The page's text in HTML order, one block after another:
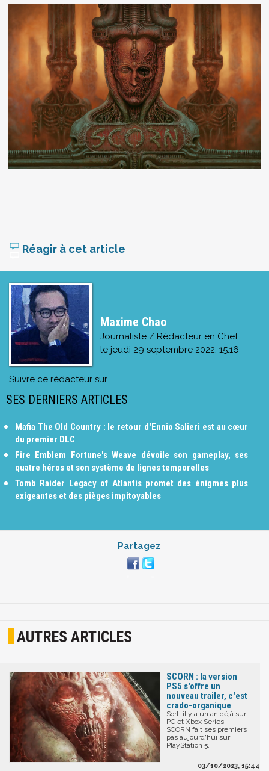
Réagir à cet article
Maxime Chao
Journaliste / Rédacteur en Chef
le jeudi 29 septembre 2022, 15:16
Suivre ce rédacteur sur
SES DERNIERS ARTICLES
Mafia The Old Country : le retour d'Ennio Salieri est au cœur
du premier DLC
Fire Emblem Fortune's Weave dévoile son gameplay, ses
quatre héros et son système de lignes temporelles
Tomb Raider Legacy of Atlantis promet des énigmes plus
exigeantes et des pièges impitoyables
Partagez
AUTRES ARTICLES
SCORN : la version
PS5 s'offre un
nouveau trailer, c'est
crado-organique
Sorti il y a un an déjà sur
PC et Xbox Series,
SCORN fait ses premiers
pas aujourd'hui sur
PlayStation 5.
03/10/2023, 15:44